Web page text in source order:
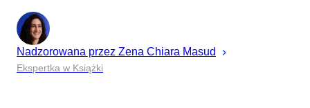
Nadzorowana przez Zena Chiara Masud
Ekspertka w Książki